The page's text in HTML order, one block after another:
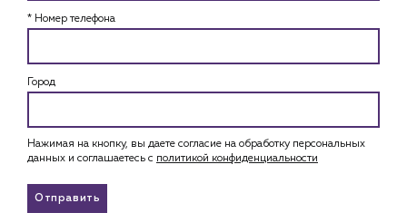
* Номер телефона
Город
Нажимая на кнопку, вы даете согласие на обработку персональных
данных и соглашаетесь c политикой конфиденциальности
Отправить